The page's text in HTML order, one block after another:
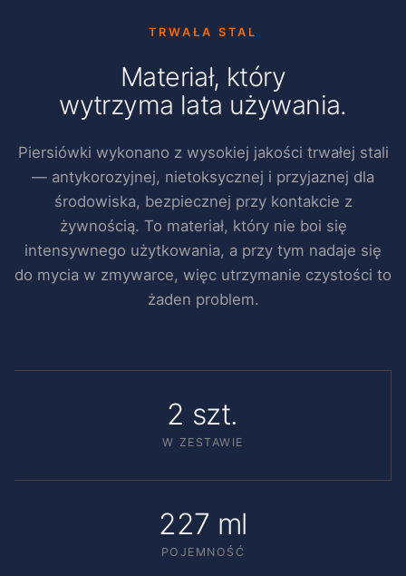
TRWAŁA STAL
Materiał, który
wytrzyma lata używania.
Piersiówki wykonano z wysokiej jakości trwałej stali
— antykorozyjnej, nietoksycznej i przyjaznej dla
środowiska, bezpiecznej przy kontakcie z
żywnością. To materiał, który nie boi się
intensywnego użytkowania, a przy tym nadaje się
do mycia w zmywarce, więc utrzymanie czystości to
żaden problem.
2 szt.
W ZESTAWIE
227 ml
POJEMNOŚĆ